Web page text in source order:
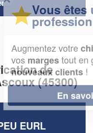
de
(45300)
EURL
un
?
chiffre d'affaireset
en gagnant de
!